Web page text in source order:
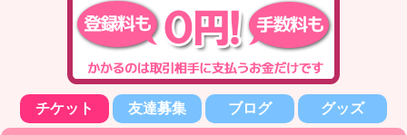
チケット 友達募集 ブログ グッズ